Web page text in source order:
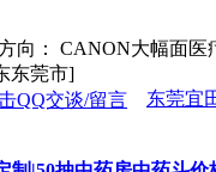
向： CANON大幅面
东莞市]
东莞宜